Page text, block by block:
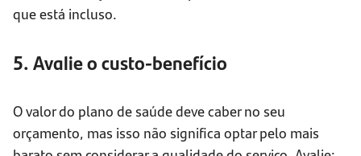
que está incluso.
5. Avalie o custo-benefício
O valor do plano de saúde deve caber no seu
orçamento, mas isso não significa optar pelo mais